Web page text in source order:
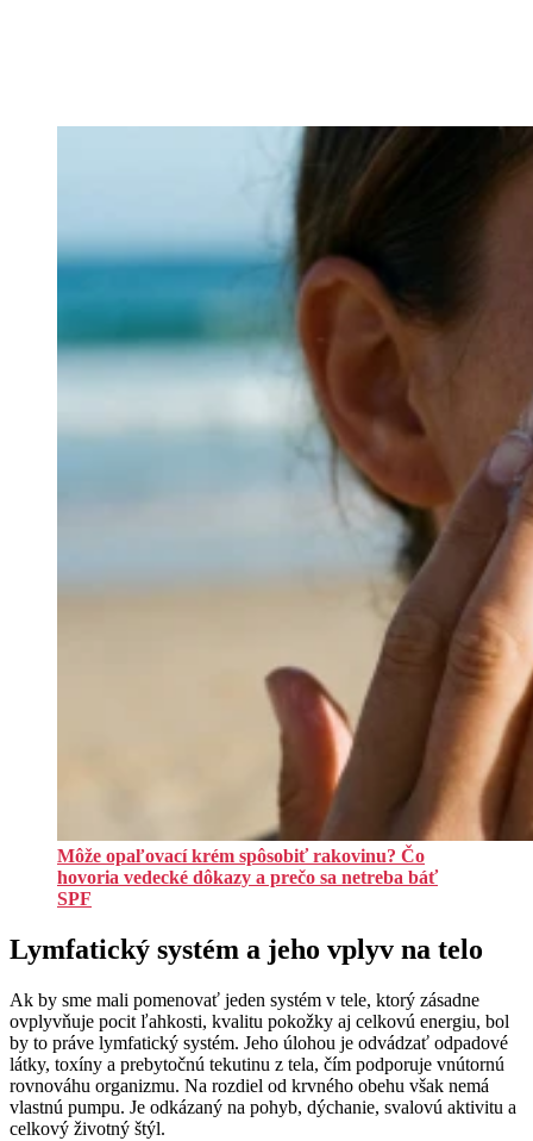
Môže opaľovací krém spôsobiť rakovinu? Čo
hovoria vedecké dôkazy a prečo sa netreba báť
SPF
Lymfatický systém a jeho vplyv na telo
Ak by sme mali pomenovať jeden systém v tele, ktorý zásadne
ovplyvňuje pocit ľahkosti, kvalitu pokožky aj celkovú energiu, bol
by to práve lymfatický systém. Jeho úlohou je odvádzať odpadové
látky, toxíny a prebytočnú tekutinu z tela, čím podporuje vnútornú
rovnováhu organizmu. Na rozdiel od krvného obehu však nemá
vlastnú pumpu. Je odkázaný na pohyb, dýchanie, svalovú aktivitu a
celkový životný štýl.